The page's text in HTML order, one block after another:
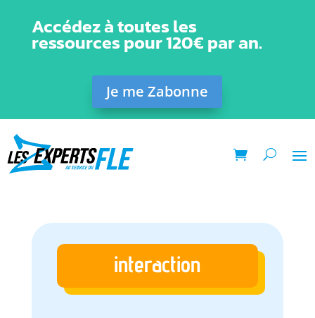
Accédez à toutes les
ressources pour 120€ par an.
Je me Zabonne
interaction